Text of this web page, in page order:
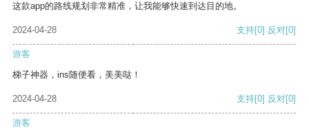
这款app的路线规划非常精准，让我能够快速到达目的地。
2024-04-28 支持[0] 反对[0]
游客
梯子神器，ins随便看，美美哒！
2024-04-28 支持[0] 反对[0]
游客